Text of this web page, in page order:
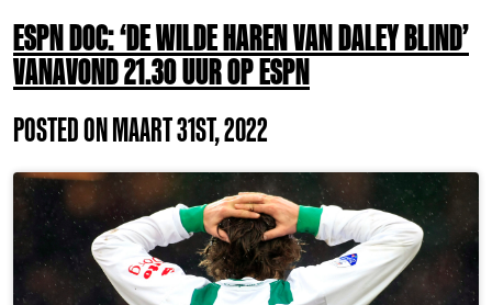
ESPN DOC: ‘DE WILDE HAREN VAN DALEY BLIND’
VANAVOND 21.30 UUR OP ESPN
POSTED ON MAART 31ST, 2022